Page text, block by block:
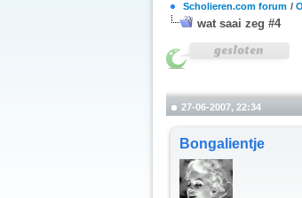
Scholieren.com forum /
wat saai zeg #4
27-06-2007, 22:34
Bongalientje